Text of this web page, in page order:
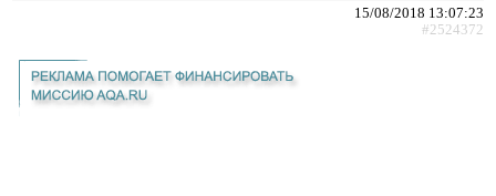
15/08/2018 13:07:23
#2524372